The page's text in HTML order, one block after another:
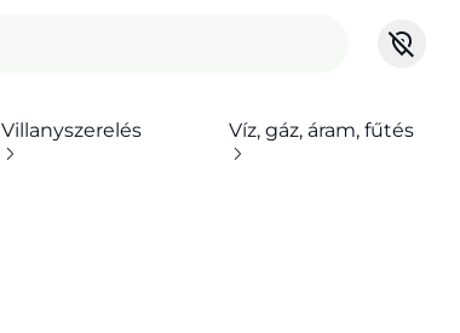
Villanyszerelés Víz, gáz, áram, fűtés